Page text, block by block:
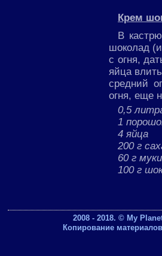
Крем
В
шоколад
с огня,
яйца
средний
огня, еще
0,5
1
4 яйца
200 г
60 г муки
100 г
2008 - 2018. © My
Копирование